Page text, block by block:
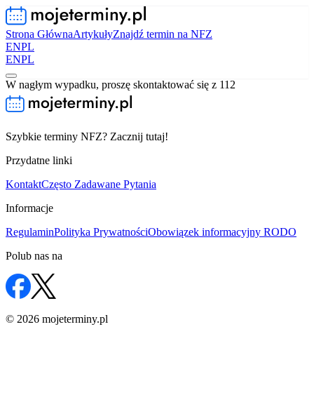
Strona GłównaArtykułyZnajdź termin na NFZ
ENPL
ENPL
W nagłym wypadku, proszę skontaktować się z 112
Szybkie terminy NFZ? Zacznij tutaj!
Przydatne linki
KontaktCzęsto Zadawane Pytania
Informacje
RegulaminPolityka PrywatnościObowiązek informacyjny RODO
Polub nas na
© 2026 mojeterminy.pl